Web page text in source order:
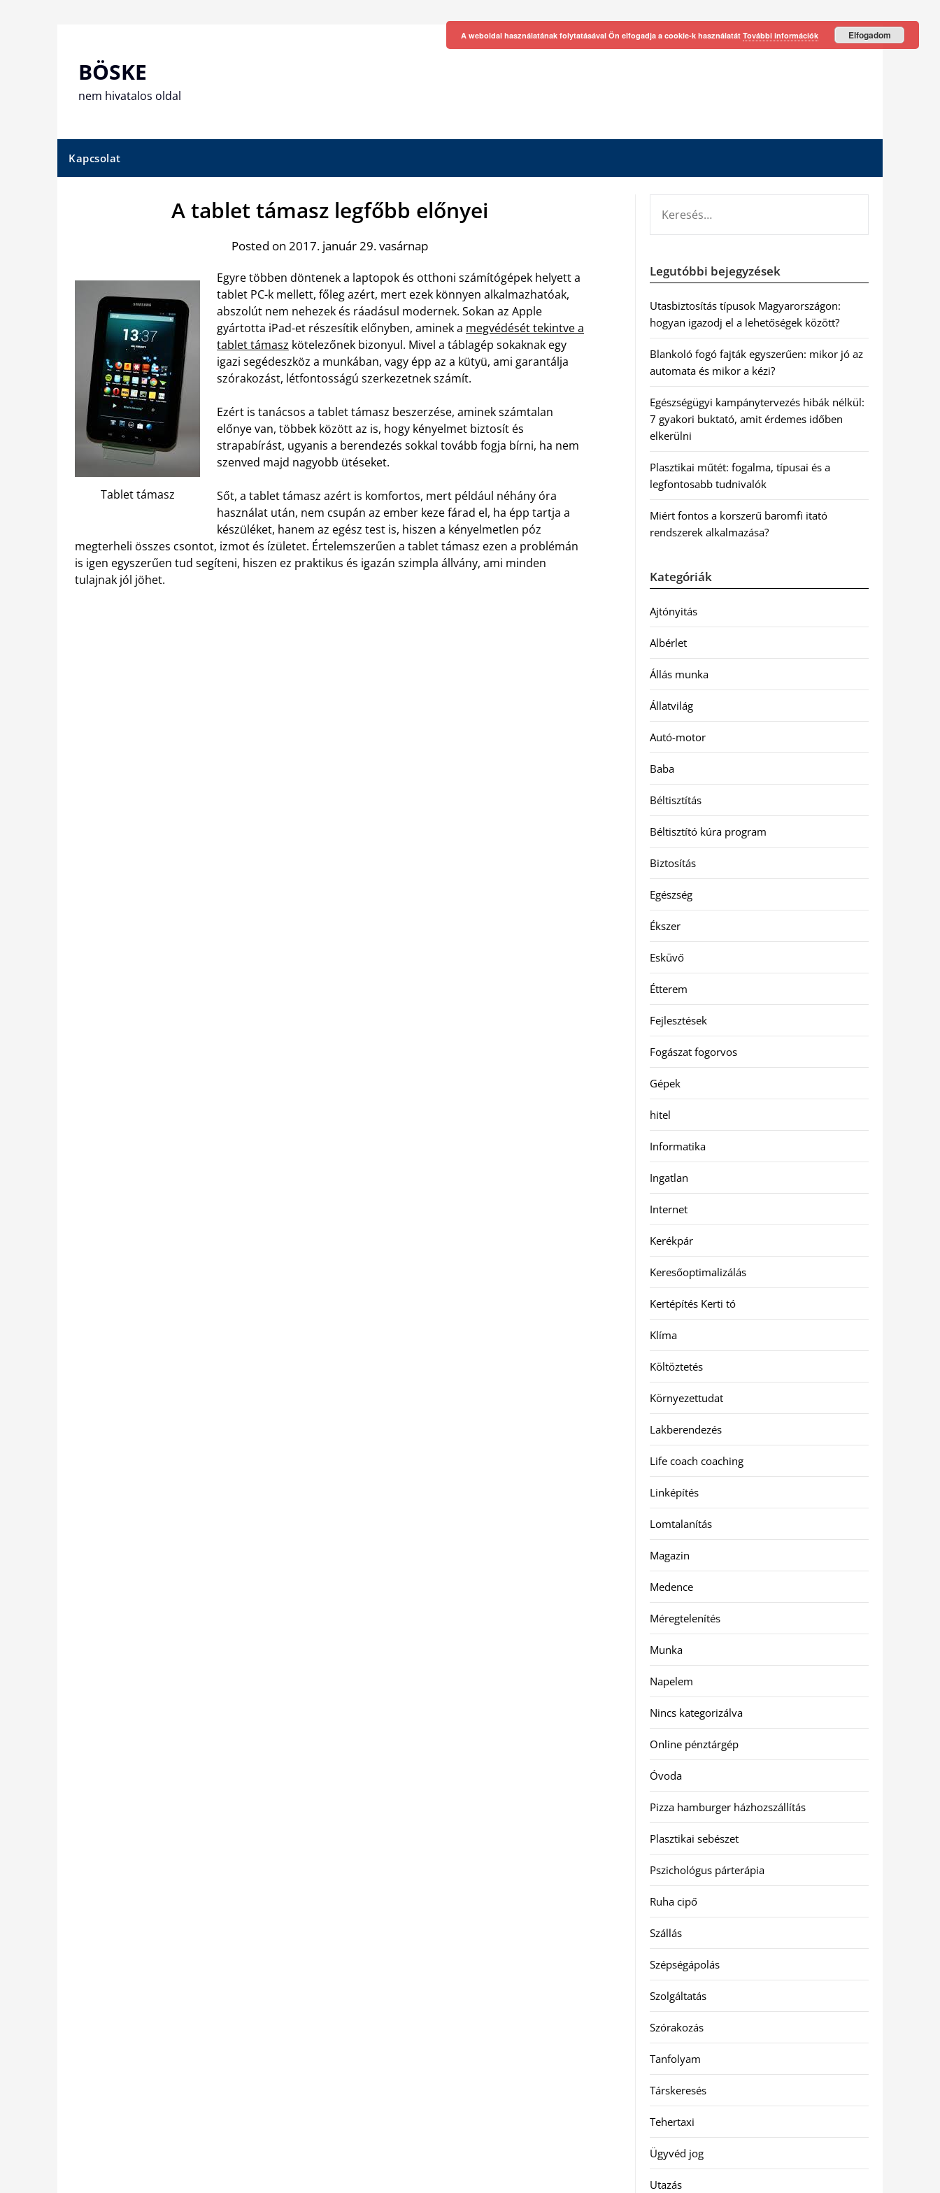
BÖSKE
nem hivatalos oldal
Kapcsolat
A tablet támasz legfőbb előnyei
Posted on 2017. január 29. vasárnap
Tablet támasz
Egyre többen döntenek a laptopok és otthoni számítógépek helyett a
tablet PC-k mellett, főleg azért, mert ezek könnyen alkalmazhatóak,
abszolút nem nehezek és ráadásul modernek. Sokan az Apple
gyártotta iPad-et részesítik előnyben, aminek a megvédését tekintve a
tablet támasz kötelezőnek bizonyul. Mivel a táblagép sokaknak egy
igazi segédeszköz a munkában, vagy épp az a kütyü, ami garantálja
szórakozást, létfontosságú szerkezetnek számít.
Ezért is tanácsos a tablet támasz beszerzése, aminek számtalan
előnye van, többek között az is, hogy kényelmet biztosít és
strapabírást, ugyanis a berendezés sokkal tovább fogja bírni, ha nem
szenved majd nagyobb ütéseket.
Sőt, a tablet támasz azért is komfortos, mert például néhány óra
használat után, nem csupán az ember keze fárad el, ha épp tartja a
készüléket, hanem az egész test is, hiszen a kényelmetlen póz
megterheli összes csontot, izmot és ízületet. Értelemszerűen a tablet támasz ezen a problémán
is igen egyszerűen tud segíteni, hiszen ez praktikus és igazán szimpla állvány, ami minden
tulajnak jól jöhet.
Legutóbbi bejegyzések
Utasbiztosítás típusok Magyarországon:
hogyan igazodj el a lehetőségek között?
Blankoló fogó fajták egyszerűen: mikor jó az
automata és mikor a kézi?
Egészségügyi kampánytervezés hibák nélkül:
7 gyakori buktató, amit érdemes időben
elkerülni
Plasztikai műtét: fogalma, típusai és a
legfontosabb tudnivalók
Miért fontos a korszerű baromfi itató
rendszerek alkalmazása?
Kategóriák
Ajtónyitás
Albérlet
Állás munka
Állatvilág
Autó-motor
Baba
Béltisztítás
Béltisztító kúra program
Biztosítás
Egészség
Ékszer
Esküvő
Étterem
Fejlesztések
Fogászat fogorvos
Gépek
hitel
Informatika
Ingatlan
Internet
Kerékpár
Keresőoptimalizálás
Kertépítés Kerti tó
Klíma
Költöztetés
Környezettudat
Lakberendezés
Life coach coaching
Linképítés
Lomtalanítás
Magazin
Medence
Méregtelenítés
Munka
Napelem
Nincs kategorizálva
Online pénztárgép
Óvoda
Pizza hamburger házhozszállítás
Plasztikai sebészet
Pszichológus párterápia
Ruha cipő
Szállás
Szépségápolás
Szolgáltatás
Szórakozás
Tanfolyam
Társkeresés
Tehertaxi
Ügyvéd jog
Utazás
A weboldal használatának folytatásával Ön elfogadja a cookie-k használatát További információk Elfogadom